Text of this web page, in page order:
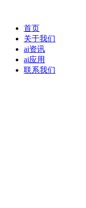
首页
关于我们
ai资讯
ai应用
联系我们